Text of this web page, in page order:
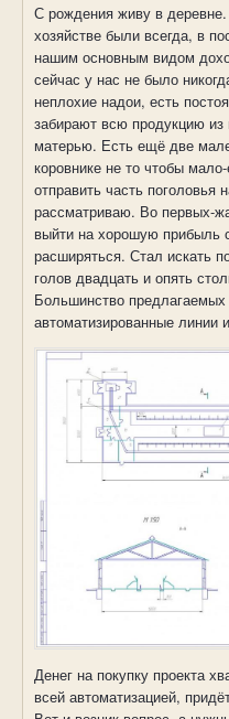
С рождения живу в
хозяйстве были всегда, в
нашим основным видом
сейчас у нас не было
неплохие надои, есть
забирают всю продукцию
матерью. Есть ещё две
коровнике не то чтобы
отправить часть поголовья
рассматриваю. Во первых-
выйти на хорошую прибыль
расширяться. Стал искать
голов двадцать и опять
Большинство
автоматизированные линии
Денег на покупку проекта
всей автоматизацией,